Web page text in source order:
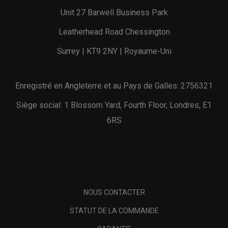
Unit 27 Barwell Business Park
Leatherhead Road Chessington
Surrey | KT9 2NY | Royaume-Uni
Enregistré en Angleterre et au Pays de Galles: 2756321
Siège social: 1 Blossom Yard, Fourth Floor, Londres, E1
6RS
NOUS CONTACTER
STATUT DE LA COMMANDE